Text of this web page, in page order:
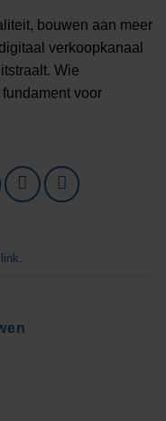
bouwen aan meer
verkoopkanaal
Wie
voor
link